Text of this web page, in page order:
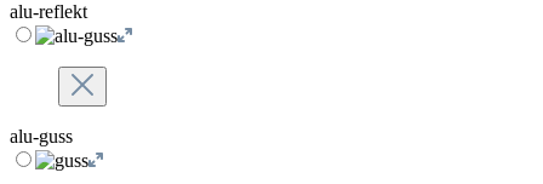
alu-reflekt
alu-guss